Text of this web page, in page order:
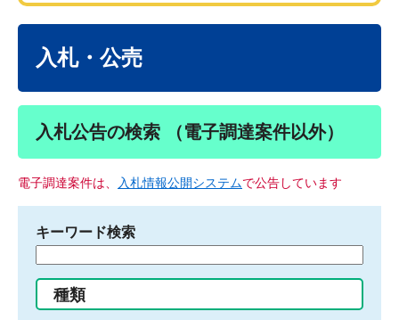
入札・公売
入札公告の検索 （電子調達案件以外）
電子調達案件は、 入札情報公開システムで公告しています
キーワード検索
る
種類